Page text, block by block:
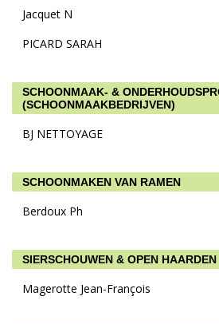
Jacquet N
PICARD SARAH
SCHOONMAAK- &
(SCHOONMAAKBEDRIJVEN)
BJ NETTOYAGE
SCHOONMAKEN VAN RAMEN
Berdoux Ph
SIERSCHOUWEN & OPEN HAARDEN
Magerotte Jean-François